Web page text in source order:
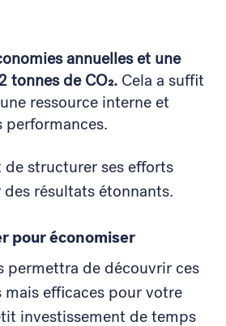
annuelles et une
tonnes de CO₂. Cela a suffit
ressource interne et
performances.
structurer ses efforts
résultats étonnants.
pour économiser
permettra de découvrir ces
efficaces pour votre
investissement de temps